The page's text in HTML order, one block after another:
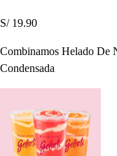
S/ 19.90
Combinamos Helado De
Condensada